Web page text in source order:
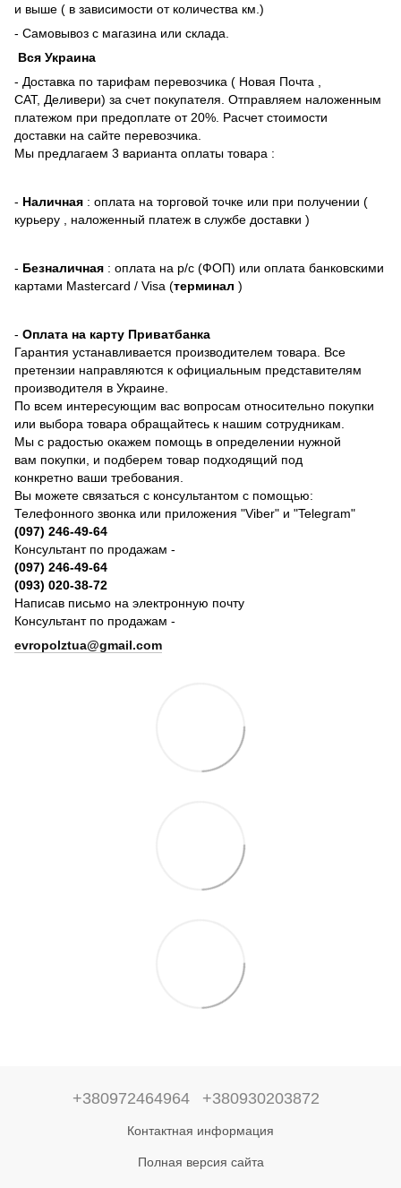
и выше ( в зависимости от количества км.)
- Самовывоз с магазина или склада.
Вся Украина
- Доставка по тарифам перевозчика ( Новая Почта ,
САТ, Деливери) за счет покупателя. Отправляем наложенным
платежом при предоплате от 20%. Расчет стоимости
доставки на сайте перевозчика.
Мы предлагаем 3 варианта оплаты товара :
- Наличная : оплата на торговой точке или при получении (
курьеру , наложенный платеж в службе доставки )
- Безналичная : оплата на р/с (ФОП) или оплата банковскими
картами Mastercard / Visa (терминал )
- Оплата на карту Приватбанка
Гарантия устанавливается производителем товара. Все
претензии направляются к официальным представителям
производителя в Украине.
По всем интересующим вас вопросам относительно покупки
или выбора товара обращайтесь к нашим сотрудникам.
Мы с радостью окажем помощь в определении нужной
вам покупки, и подберем товар подходящий под
конкретно ваши требования.
Вы можете связаться с консультантом с помощью:
Телефонного звонка или приложения "Viber" и "Telegram"
(097) 246-49-64
Консультант по продажам -
(097) 246-49-64
(093) 020-38-72
Написав письмо на электронную почту
Консультант по продажам -
evropolztua@gmail.com
+380972464964 +380930203872
Контактная информация
Полная версия сайта